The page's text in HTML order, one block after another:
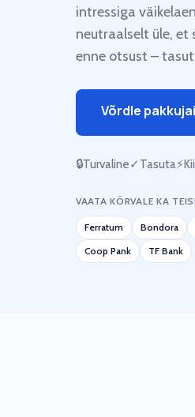
intressiga
neutraalselt üle,
enne otsust –
Võrdle
🔒Turvaline✓ Tasuta⚡
VAATA KÕRVALE KA
Ferratum Bondora
Coop Pank
TF Bank